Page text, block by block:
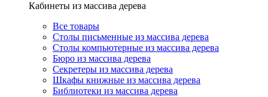
Кабинеты из массива дерева
Все товары
Столы письменные из массива дерева
Столы компьютерные из массива дерева
Бюро из массива дерева
Секретеры из массива дерева
Шкафы книжные из массива дерева
Библиотеки из массива дерева